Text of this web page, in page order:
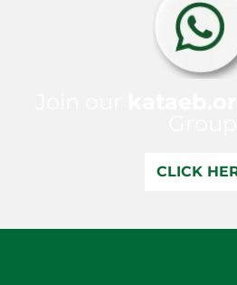
CLICK